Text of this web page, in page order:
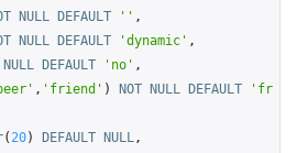
NULL DEFAULT '' ,
NULL DEFAULT 'dynamic' ,
NULL DEFAULT 'no' ,
, 'friend' ) NOT NULL DEFAULT
'fr
( 20) DEFAULT NULL,